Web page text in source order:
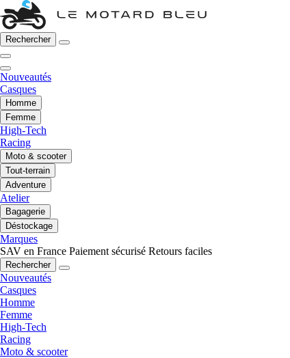
Rechercher
Nouveautés
Casques
Homme
Femme
High-Tech
Racing
Moto & scooter
Tout-terrain
Adventure
Atelier
Bagagerie
Déstockage
Marques
SAV en France Paiement sécurisé Retours faciles
Rechercher
Nouveautés
Casques
Homme
Femme
High-Tech
Racing
Moto & scooter